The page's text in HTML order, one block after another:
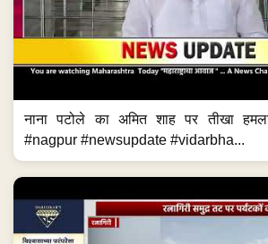
नाना पटोले का अमित शाह पर तीखा
#nagpur #newsupdate #vidarbha...